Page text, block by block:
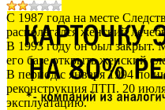
С 1987 года на месте
располагался женский
В 1993 году он был закрыт.
его базе открыть женский
В период с января 1994 по
реконструкция ЛТП. 20
эксплуатацию.